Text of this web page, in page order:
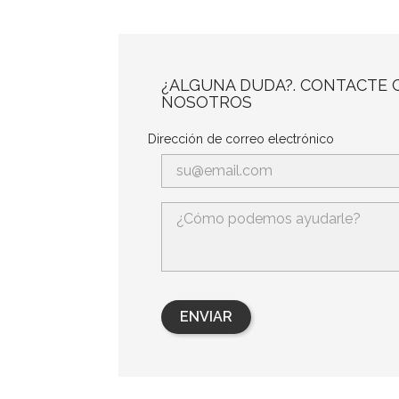
¿ALGUNA DUDA?. CONTACTE
NOSOTROS
Dirección de correo electrónico